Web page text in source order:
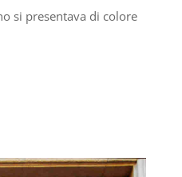
si presentava di colore